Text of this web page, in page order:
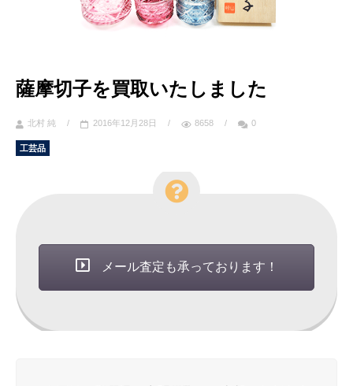
薩摩切子を買取いたしました
北村 純 / 2016年12月28日 / 8658 / 0
工芸品
メール査定も承っております！